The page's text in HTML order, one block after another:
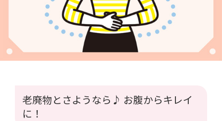
老廃物とさようなら♪ お腹からキレイ
に！